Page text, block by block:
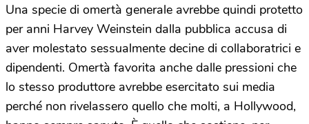
Una specie di omertà generale avrebbe quindi protetto
per anni Harvey Weinstein dalla pubblica accusa di
aver molestato sessualmente decine di collaboratrici e
dipendenti. Omertà favorita anche dalle pressioni che
lo stesso produttore avrebbe esercitato sui media
perché non rivelassero quello che molti, a Hollywood,